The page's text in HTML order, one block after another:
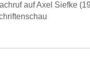
auf Axel Siefke